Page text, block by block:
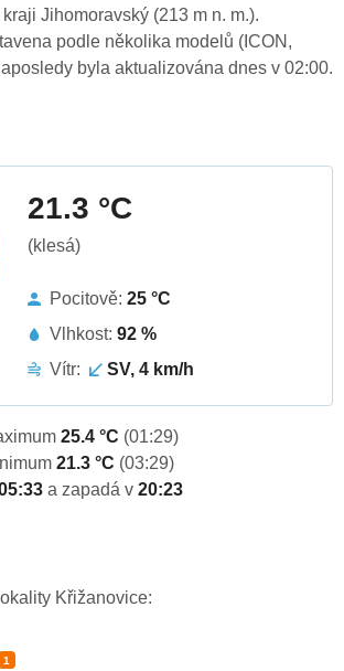
Jihomoravský (213 m n. m.).
podle několika modelů (ICON,
byla aktualizována dnes v 02:00.
21.3 °C
(klesá)
Pocitově: 25 °C
Vlhkost: 92 %
Vítr:
SV, 4 km/h
25.4 °C (01:29)
21.3 °C (03:29)
a zapadá v 20:23
Křižanovice:
1